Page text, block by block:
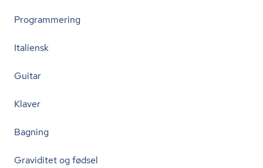
Programmering
Italiensk
Guitar
Klaver
Bagning
Graviditet og fødsel